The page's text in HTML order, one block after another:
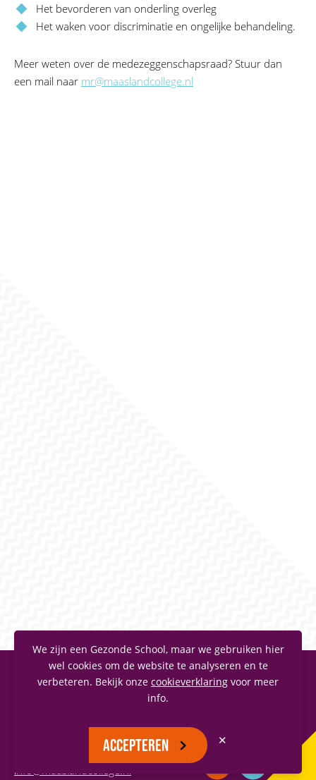
Het bevorderen van onderling overleg
Het waken voor discriminatie en ongelijke behandeling.
Meer weten over de medezeggenschapsraad? Stuur dan
een mail naar mr@maaslandcollege.nl
MAASLANDCOLLEGE
info@maaslandcollege.nl
We zijn een Gezonde School, maar we gebruiken hier
wel cookies om de website te analyseren en te
verbeteren. Bekijk onze cookieverklaring voor meer
info.
ACCEPTEREN ✕